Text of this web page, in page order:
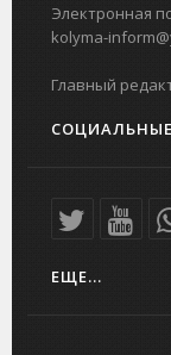
Электронная
kolyma-
Главный
ЕЩЕ...